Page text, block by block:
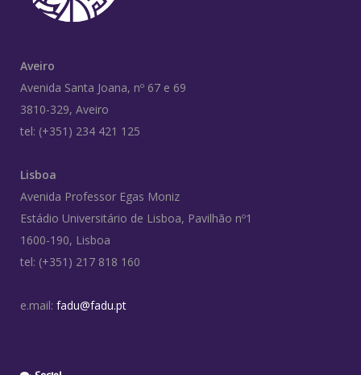
Aveiro
Avenida Santa Joana, nº 67 e 69
3810-329, Aveiro
tel: (+351) 234 421 125
Lisboa
Avenida Professor Egas Moniz
Estádio Universitário de Lisboa, Pavilhão nº1
1600-190, Lisboa
tel: (+351) 217 818 160
e.mail: fadu@fadu.pt